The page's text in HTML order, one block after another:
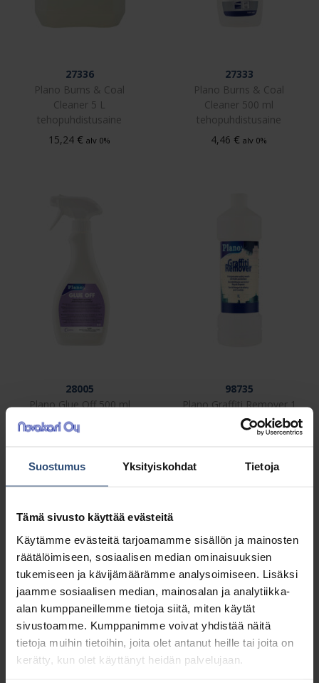
Suostumus Yksityiskohdat Tietoja
Tämä sivusto käyttää evästeitä
Käytämme evästeitä tarjoamamme sisällön ja mainosten
räätälöimiseen, sosiaalisen median ominaisuuksien
tukemiseen ja kävijämäärämme analysoimiseen. Lisäksi
jaamme sosiaalisen median, mainosalan ja analytiikka-
alan kumppaneillemme tietoja siitä, miten käytät
sivustoamme. Kumppanimme voivat yhdistää näitä
tietoja muihin tietoihin, joita olet antanut heille tai joita on
kerätty, kun olet käyttänyt heidän palvelujaan.
27336
Plano Burns & Coal
Cleaner 5 L
tehopuhdistusaine
15,24 € alv 0%
27333
Plano Burns & Coal
Cleaner 500 ml
tehopuhdistusaine
4,46 € alv 0%
28005
Plano Glue Off 500 ml
liimajälkien poistaja
98735
Plano Graffiti Remover 1
L